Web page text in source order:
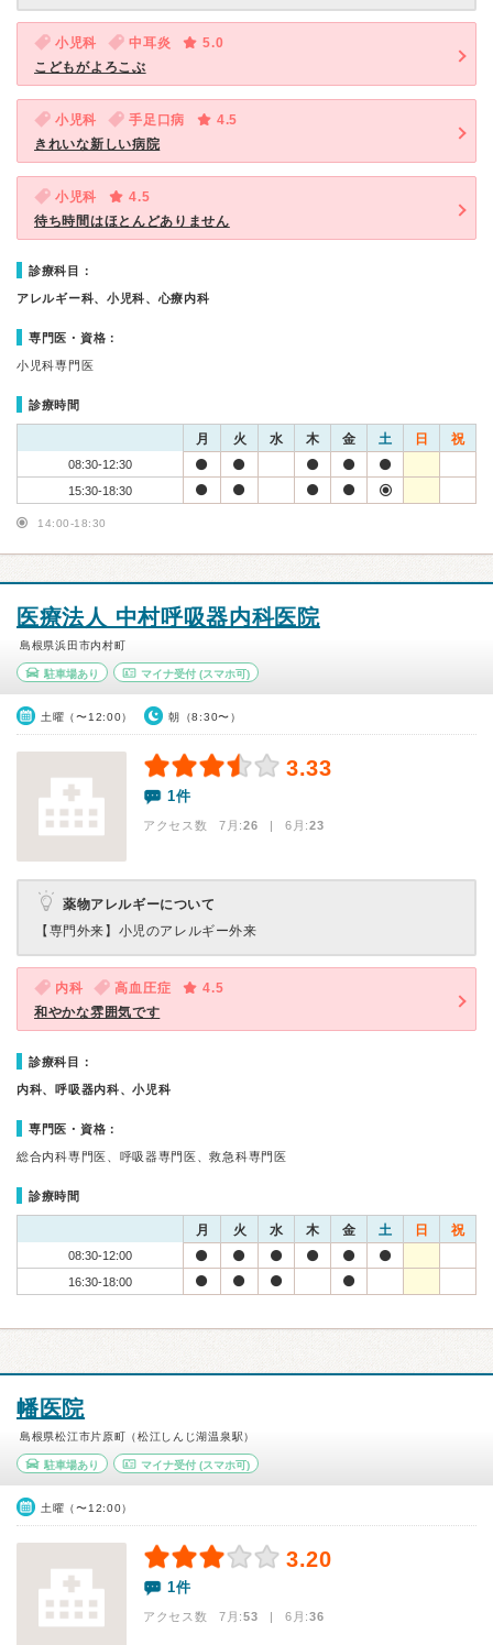
小児科 中耳炎
5.0
こどもがよろこぶ
小児科 手足口病
4.5
きれいな新しい病院
小児科
4.5
待ち時間はほとんどありません
診療科目：
アレルギー科、小児科、心療内科
専門医・資格：
小児科専門医
診療時間
月 火 水 木 金 土 日 祝
08:30-12:30
15:30-18:30
14:00-18:30
医療法人 中村呼吸器内科医院
島根県浜田市内村町
駐車場あり マイナ受付(スマホ可)
土曜（〜12:00） 朝（8:30〜）
3.33
1件
アクセス数 7月:26 | 6月:23
薬物アレルギーについて
【専門外来】 小児のアレルギー外来
内科 高血圧症
4.5
和やかな雰囲気です
診療科目：
内科、呼吸器内科、小児科
専門医・資格：
総合内科専門医、呼吸器専門医、救急科専門医
診療時間
月 火 水 木 金 土 日 祝
08:30-12:00
16:30-18:00
幡医院
島根県松江市片原町（松江しんじ湖温泉駅）
駐車場あり マイナ受付(スマホ可)
土曜（〜12:00）
3.20
1件
アクセス数 7月:53 | 6月:36